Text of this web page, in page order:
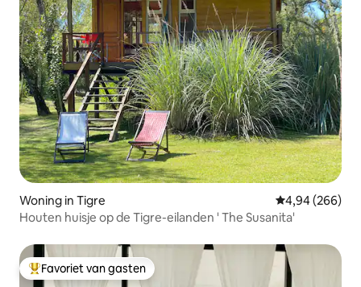
Woning in Tigre Gemiddelde
4,94 (266)
Houten huisje op de Tigre-eilanden ' The Susanita'
Topfavoriet van gasten
Favoriet van gasten